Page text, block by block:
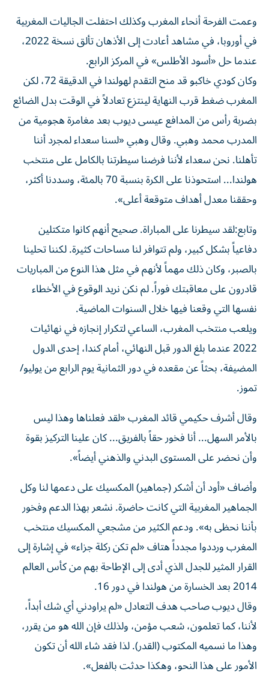
وعمت الفرحة أنحاء المغرب وكذلك احتفلت الجاليات المغربية
في أوروبا، في مشاهد أعادت إلى الأذهان تألق نسخة 2022،
عندما حل «أسود الأطلس» في المركز الرابع.
وكان كودي خاكبو قد منح التقدم لهولندا في الدقيقة 72، لكن
المغرب ضغط قرب النهاية لينتزع تعادلاً في الوقت بدل الضائع
بضربة رأس من المدافع عيسى ديوب بعد مغامرة هجومية من
المدرب محمد وهبي. وقال وهبي «لسنا سعداء لمجرد أننا
تأهلنا. نحن سعداء لأننا فرضنا سيطرتنا بالكامل على منتخب
‌هولندا... استحوذنا على الكرة بنسبة 70 بالمئة، وسددنا أكثر،
وحققنا معدل أهداف متوقعة أعلى».
وتابع:لقد سيطرنا على المباراة. صحيح أنهم كانوا متكتلين
دفاعياً ⁠بشكل كبير، ولم تتوافر لنا مساحات كثيرة. لكننا تحلينا
بالصبر، وكان ذلك مهماً لأنهم في مثل هذا النوع من المباريات
قادرون على معاقبتك فوراً. لم نكن نريد الوقوع في الأخطاء
نفسها التي وقعنا فيها خلال السنوات الماضية.
ويلعب منتخب المغرب، الساعي لتكرار إنجازه في نهائيات
2022 عندما بلغ الدور قبل النهائي، أمام كندا، إحدى الدول
المضيفة، بحثاً عن مقعده في دور الثمانية يوم الرابع من يوليو/
تموز.
وقال أشرف حكيمي قائد المغرب «لقد فعلناها وهذا ليس
بالأمر السهل... أنا فخور حقاً بالفريق... كان علينا التركيز بقوة
وأن نحضر على المستوى البدني والذهني أيضاً».
وأضاف «أود أن أشكر (جماهير) المكسيك على دعمها ​لنا وكل
الجماهير المغربية التي كانت حاضرة. نشعر بهذا الدعم وفخور
بأننا نحظى به». ودعم الكثير من مشجعي المكسيك منتخب
‌المغرب ورددوا مجدداً هتاف «لم تكن ركلة جزاء» في إشارة إلى
القرار المثير للجدل الذي أدى إلى الإطاحة بهم من كأس العالم
2014 بعد الخسارة من هولندا في دور 16.
وقال ديوب صاحب هدف التعادل «لم يراودني أي شك أبداً،
لأننا، كما تعلمون، شعب مؤمن، ولذلك فإن الله هو من يقرر،
وهذا ما نسميه المكتوب (القدر). لذا فقد شاء الله أن ⁠تكون
الأمور على هذا النحو، وهكذا حدثت بالفعل».